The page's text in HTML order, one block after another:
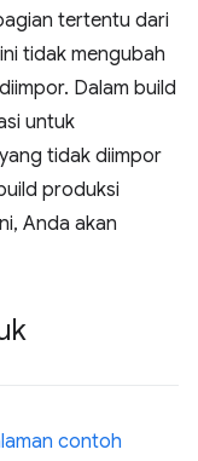
tertentu dari
tidak mengubah
Dalam build
untuk
tidak diimpor
produksi
Anda akan
contoh